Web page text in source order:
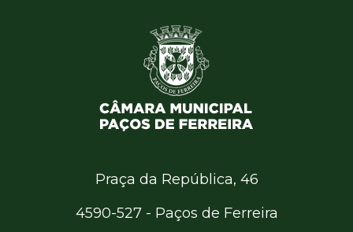
Praça da República, 46
4590-527 - Paços de Ferreira